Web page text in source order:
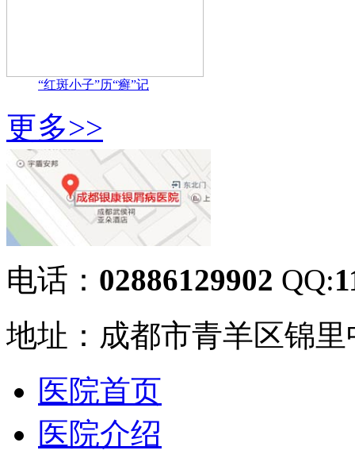
“红斑小子”历“癣”记
更多>>
电话： 02886129902 QQ:
地址：成都市青羊区锦里
医院首页
医院介绍